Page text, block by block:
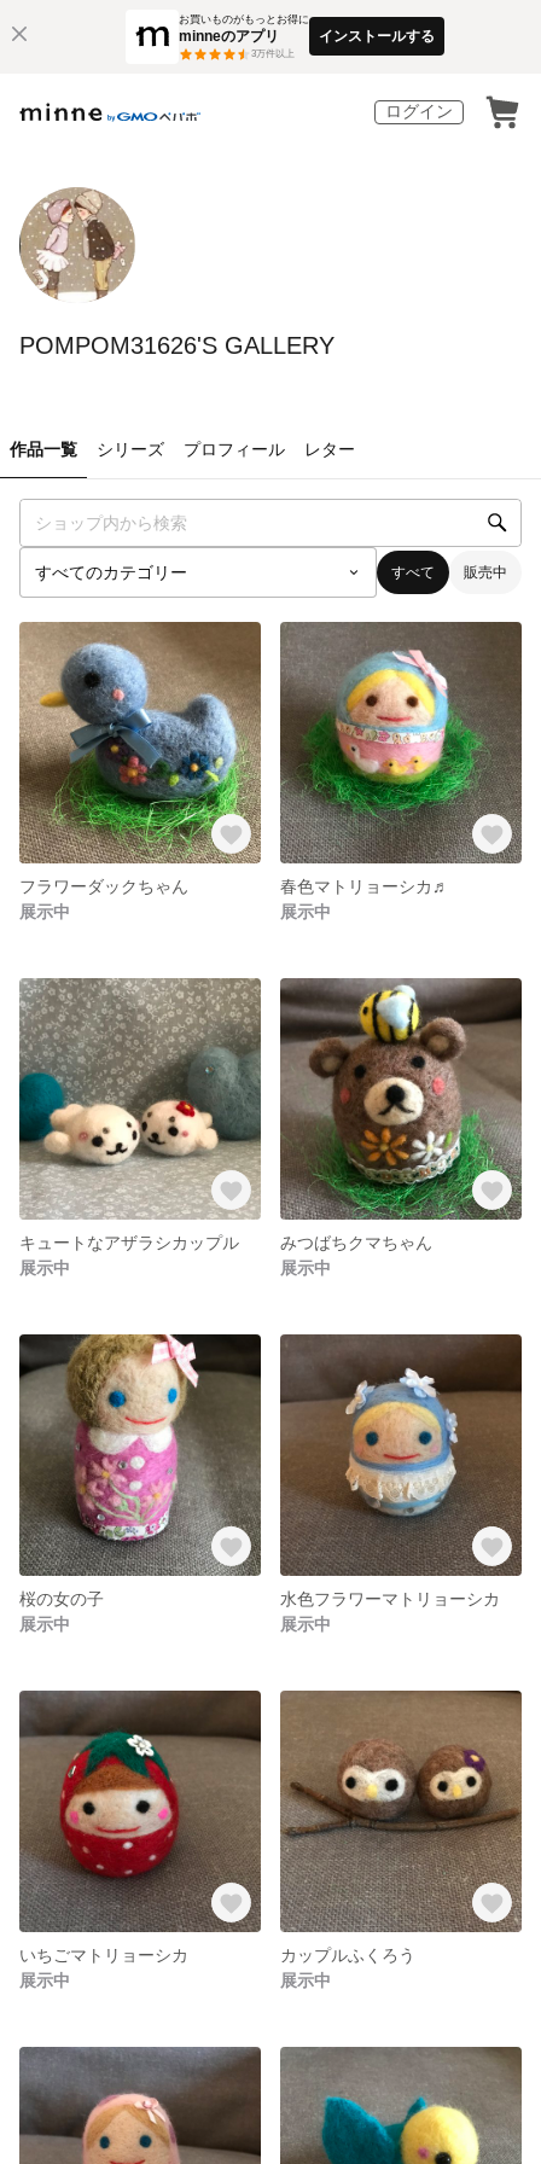
お買いものがもっとお得に
minneのアプリ
3万件以上
インストールする
ログイン
POMPOM31626'S GALLERY
作品一覧 シリーズ プロフィール レター
すべて 販売中
フラワーダックちゃん
展示中
春色マトリョーシカ♬
展示中
キュートなアザラシカップル
展示中
みつばちクマちゃん
展示中
桜の女の子
展示中
水色フラワーマトリョーシカ
展示中
いちごマトリョーシカ
展示中
カップルふくろう
展示中